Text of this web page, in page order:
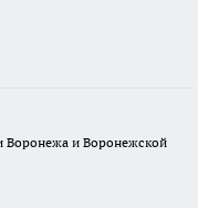
Воронежа и Воронежской